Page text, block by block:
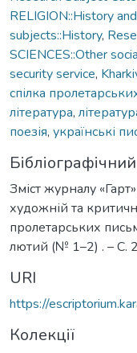
RELIGION::History
subjects::History,
SCIENCES::Other
security service,
спілка
література,
поезія, українські
Зміст журналу
художній та
пролетарських
лютий (№ 1–2) . – С.
URI
https://
Колекції